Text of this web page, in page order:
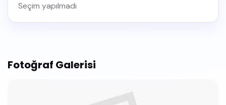
Seçim yapılmadı
Fotoğraf Galerisi